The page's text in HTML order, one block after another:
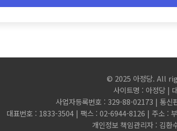
© 2025 아정당. All
사이트명 : 아정당 |
사업자등록번호 : 329-88-02173 | 통신
대표번호 : 1833-3504 | 팩스 : 02-6944-8126 | 주소 :
개인정보 책임관리자 : 김환